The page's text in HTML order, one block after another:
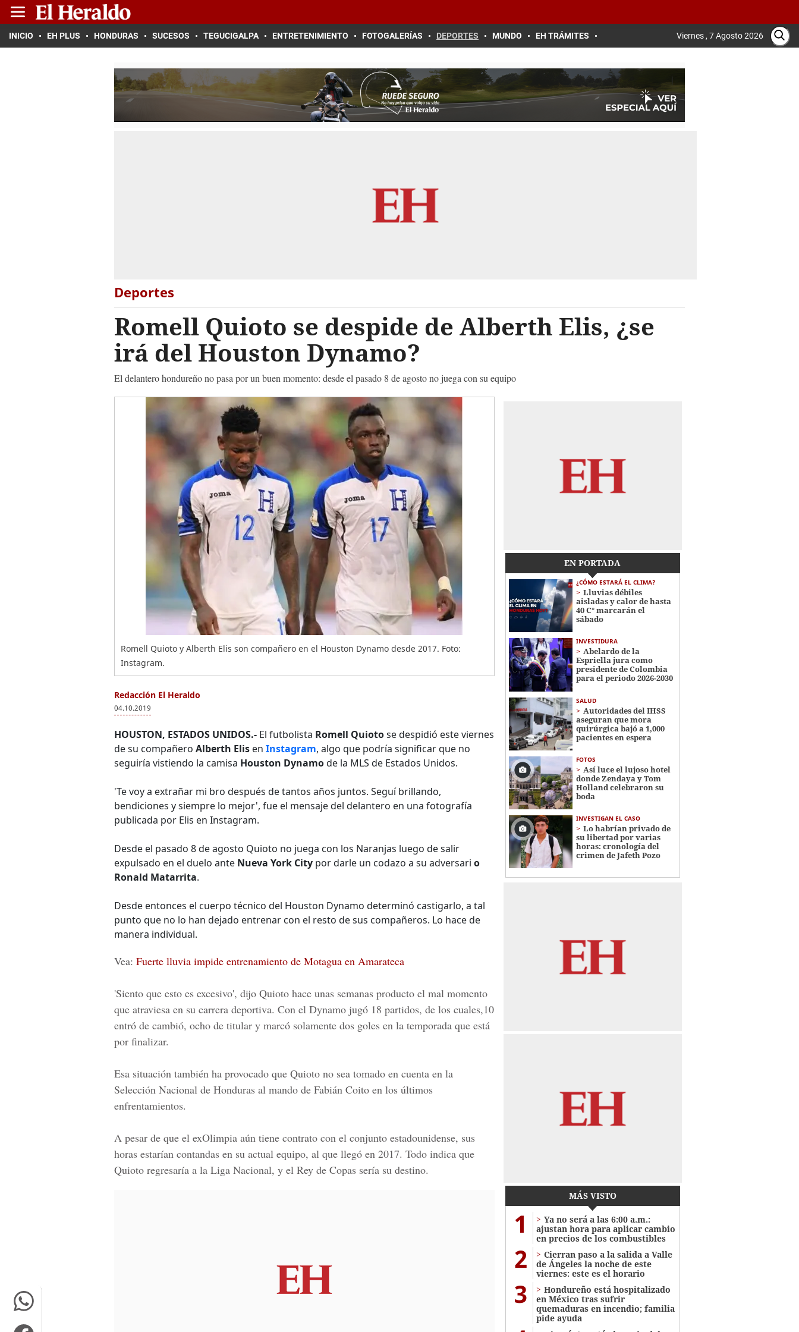
INICIO EH PLUS HONDURAS SUCESOS TEGUCIGALPA ENTRETENIMIENTO FOTOGALERÍAS DEPORTES MUNDO EH TRÁMITES Viernes , 7 Agosto 2026
Deportes
Romell Quioto se despide de Alberth Elis, ¿se
irá del Houston Dynamo?
El delantero hondureño no pasa por un buen momento: desde el pasado 8 de agosto no juega con su equipo
Romell Quioto y Alberth Elis son compañero en el Houston Dynamo desde 2017. Foto:
Instagram.
Redacción El Heraldo
04.10.2019
HOUSTON, ESTADOS UNIDOS.- El futbolista Romell Quiotose despidió este viernes
de su compañero Alberth Elis en Instagram, algo que podría significar que no
seguiría vistiendo la camisa Houston Dynamode la MLS de Estados Unidos.
'Te voy a extrañar mi bro después de tantos años juntos. Seguí brillando,
bendiciones y siempre lo mejor', fue el mensaje del delantero en una fotografía
publicada por Elis en Instagram.
Desde el pasado 8 de agosto Quioto no juega con los Naranjas luego de salir
expulsado en el duelo ante Nueva York City por darle un codazo a su adversari o
Ronald Matarrita.
Desde entonces el cuerpo técnico del Houston Dynamo determinó castigarlo, a tal
punto que no lo han dejado entrenar con el resto de sus compañeros. Lo hace de
manera individual.
Vea: Fuerte lluvia impide entrenamiento de Motagua en Amarateca
'Siento que esto es excesivo', dijo Quioto hace unas semanas producto el mal momento
que atraviesa en su carrera deportiva. Con el Dynamo jugó 18 partidos, de los cuales,10
entró de cambió, ocho de titular y marcó solamente dos goles en la temporada que está
por finalizar.
Esa situación también ha provocado que Quioto no sea tomado en cuenta en la
Selección Nacional de Honduras al mando de Fabián Coito en los últimos
enfrentamientos.
A pesar de que el exOlimpia aún tiene contrato con el conjunto estadounidense, sus
horas estarían contandas en su actual equipo, al que llegó en 2017. Todo indica que
Quioto regresaría a la Liga Nacional, y el Rey de Copas sería su destino.
EN PORTADA
¿CÓMO ESTARÁ EL CLIMA?
Lluvias débiles
aisladas y calor de hasta
40 C° marcarán el
sábado
INVESTIDURA
Abelardo de la
Espriella jura como
presidente de Colombia
para el periodo 2026-2030
SALUD
Autoridades del IHSS
aseguran que mora
quirúrgica bajó a 1,000
pacientes en espera
FOTOS
Así luce el lujoso hotel
donde Zendaya y Tom
Holland celebraron su
boda
INVESTIGAN EL CASO
Lo habrían privado de
su libertad por varias
horas: cronología del
crimen de Jafeth Pozo
MÁS VISTO
1
Ya no será a las 6:00 a.m.:
ajustan hora para aplicar cambio
en precios de los combustibles
2
Cierran paso a la salida a Valle
de Ángeles la noche de este
viernes: este es el horario
3
Hondureño está hospitalizado
en México tras sufrir
quemaduras en incendio; familia
pide ayuda